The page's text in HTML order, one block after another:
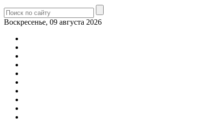
Воскресенье, 09 августа 2026